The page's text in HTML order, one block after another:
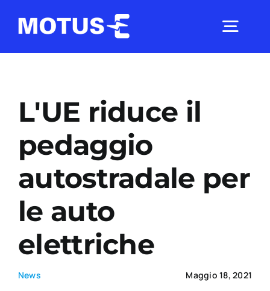
Studi e ricerche
Analisi di mercato
Comunicati Stampa
L'UE riduce il
pedaggio
autostradale per
le auto
elettriche
News Maggio 18, 2021